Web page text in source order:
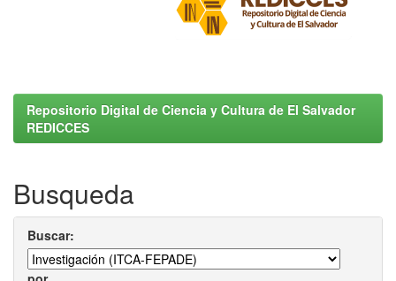
Repositorio Digital de Ciencia y Cultura de El Salvador
REDICCES
Busqueda
Buscar: